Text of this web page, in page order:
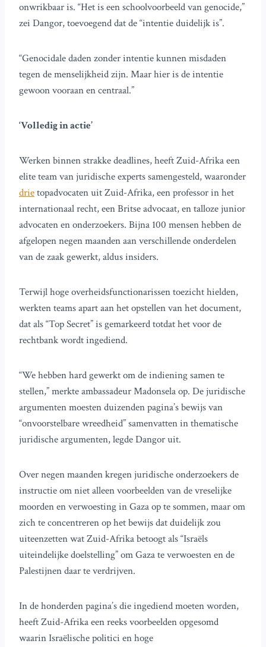
onwrikbaar is. “Het is een schoolvoorbeeld van genocide,”
zei Dangor, toevoegend dat de “intentie duidelijk is”.
“Genocidale daden zonder intentie kunnen misdaden
tegen de menselijkheid zijn. Maar hier is de intentie
gewoon vooraan en centraal.”
‘Volledig in actie’
Werken binnen strakke deadlines, heeft Zuid-Afrika een
elite team van juridische experts samengesteld, waaronder
drietopadvocaten uit Zuid-Afrika, een professor in het
internationaal recht, een Britse advocaat, en talloze junior
advocaten en onderzoekers. Bijna 100 mensen hebben de
afgelopen negen maanden aan verschillende onderdelen
van de zaak gewerkt, aldus insiders.
Terwijl hoge overheidsfunctionarissen toezicht hielden,
werkten teams apart aan het opstellen van het document,
dat als “Top Secret” is gemarkeerd totdat het voor de
rechtbank wordt ingediend.
“We hebben hard gewerkt om de indiening samen te
stellen,” merkte ambassadeur Madonsela op. De juridische
argumenten moesten duizenden pagina’s bewijs van
“onvoorstelbare wreedheid” samenvatten in thematische
juridische argumenten, legde Dangor uit.
Over negen maanden kregen juridische onderzoekers de
instructie om niet alleen voorbeelden van de vreselijke
moorden en verwoesting in Gaza op te sommen, maar om
zich te concentreren op het bewijs dat duidelijk zou
uiteenzetten wat Zuid-Afrika betoogt als “Israëls
uiteindelijke doelstelling” om Gaza te verwoesten en de
Palestijnen daar te verdrijven.
In de honderden pagina’s die ingediend moeten worden,
heeft Zuid-Afrika een reeks voorbeelden opgesomd
waarin Israëlische politici en hoge